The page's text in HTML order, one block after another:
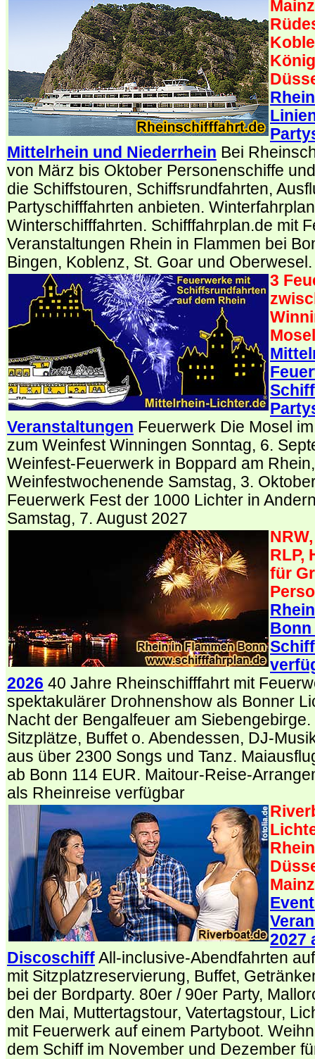
Mittelrhein und Niederrhein Bei
von März bis Oktober Personenschiffe
die Schiffstouren, Schiffsrundfahrten,
Partyschifffahrten anbieten.
Winterschifffahrten. Schifffahrplan.de mit
Veranstaltungen Rhein in Flammen bei
Bingen, Koblenz, St. Goar und Oberwesel.
3
Veranstaltungen Feuerwerk Die Mosel
zum Weinfest Winningen Sonntag, 6.
Weinfest-Feuerwerk in Boppard am
Weinfestwochenende Samstag, 3.
Feuerwerk Fest der 1000 Lichter in
Samstag, 7. August 2027
RLP,
für
Bonn
2026 40 Jahre Rheinschifffahrt mit
spektakulärer Drohnenshow als Bonner
Nacht der Bengalfeuer am
Sitzplätze, Buffet o. Abendessen, DJ-
aus über 2300 Songs und Tanz.
ab Bonn 114 EUR. Maitour-Reise-
als Rheinreise verfügbar
Mainz
2027
Discoschiff All-inclusive-Abendfahrten
mit Sitzplatzreservierung, Buffet,
bei der Bordparty. 80er / 90er Party,
den Mai, Muttertagstour, Vatertagstour,
mit Feuerwerk auf einem Partyboot.
dem Schiff im November und Dezember